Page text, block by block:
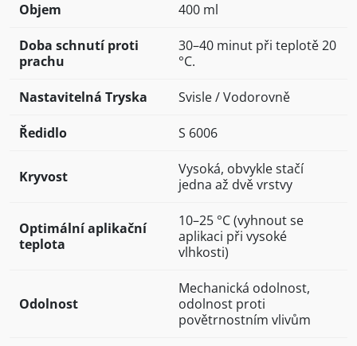
Objem 400 ml
Doba schnutí proti
prachu
30–40 minut při teplotě 20
°C.
Nastavitelná Tryska Svisle / Vodorovně
Ředidlo S 6006
Kryvost
Vysoká, obvykle stačí
jedna až dvě vrstvy
Optimální aplikační
teplota
10–25 °C (vyhnout se
aplikaci při vysoké
vlhkosti)
Odolnost
Mechanická odolnost,
odolnost proti
povětrnostním vlivům